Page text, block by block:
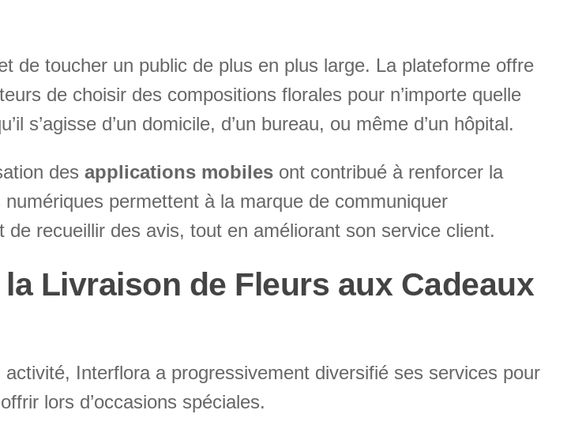
de toucher un public de plus en plus large. La plateforme offre
de choisir des compositions florales pour n’importe quelle
s’agisse d’un domicile, d’un bureau, ou même d’un hôpital.
des applications mobiles ont contribué à renforcer la
permettent à la marque de communiquer
recueillir des avis, tout en améliorant son service client.
Livraison de Fleurs aux Cadeaux
Interflora a progressivement diversifié ses services pour
lors d’occasions spéciales.